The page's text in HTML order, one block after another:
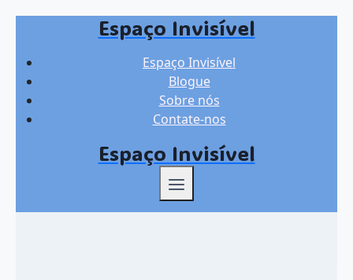
Skip
to
content
Espaço Invisível
Espaço Invisível
Blogue
Sobre nós
Contate-nos
Espaço Invisível